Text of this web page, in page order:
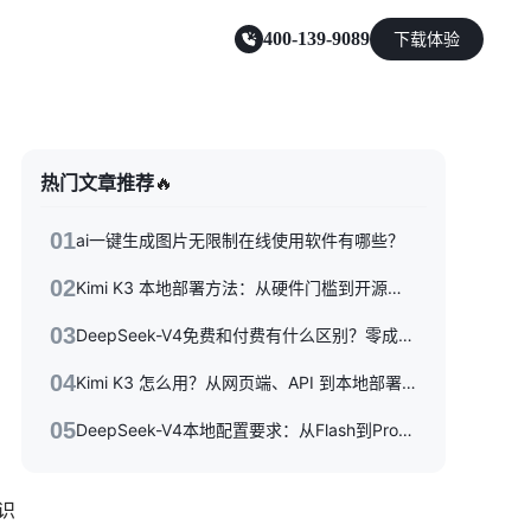
能源及制造业
400-139-9089 下载体验
热门文章推荐🔥
01ai一键生成图片无限制在线使用软件有哪些？
02 Kimi K3 本地部署方法：从硬件门槛到开源权重落地的完整指南
03 DeepSeek-V4免费和付费有什么区别？零成本体验到API按量付费，三种使用方式一次性讲清楚
04 Kimi K3 怎么用？从网页端、API 到本地部署的完整指南
05 DeepSeek-V4本地配置要求：从Flash到Pro硬件选型指南